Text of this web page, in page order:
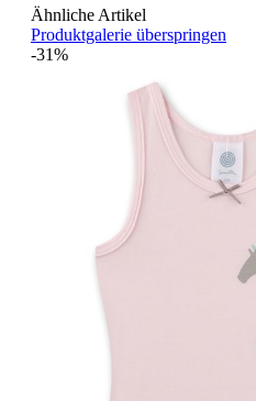
Ähnliche Artikel
Produktgalerie überspringen
-31%